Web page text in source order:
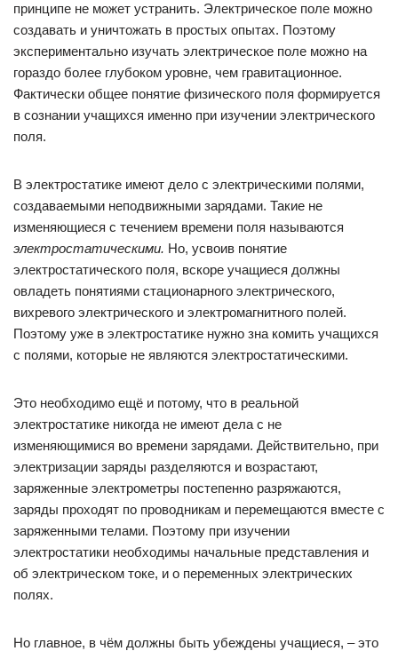
принципе не может устранить. Электрическое поле можно
создавать и уничтожать в простых опытах. Поэтому
экспериментально изучать электрическое поле можно на
гораздо более глубоком уровне, чем гравитационное.
Фактически общее понятие физического поля формиру­ется
в сознании учащихся именно при изучении электрического
поля.
В электростатике имеют дело с электрическими полями,
создаваемыми неподвижными зарядами. Такие не
изменяющиеся с течением времени поля называются
электростатическими. Но, усвоив понятие
электростатического поля, вскоре учащиеся должны
овладеть понятиями стационар­ного электрического,
вихревого электрического и электромагнитного полей.
Поэтому уже в электростатике нужно зна комить учащихся
с полями, которые не являются электростатическими.
Это необходимо ещё и потому, что в реальной
электростатике никогда не имеют дела с не
изменяющимися во времени зарядами. Действительно, при
электризации заряды разделяются и возрастают,
заряженные электрометры постепенно разряжаются,
заряды проходят по проводникам и перемещаются вместе с
заряженными телами. Поэтому при изучении
электростатики необходимы начальные представления и
об электрическом токе, и о переменных электрических
полях.
Но главное, в чём должны быть убеждены учащиеся, – это